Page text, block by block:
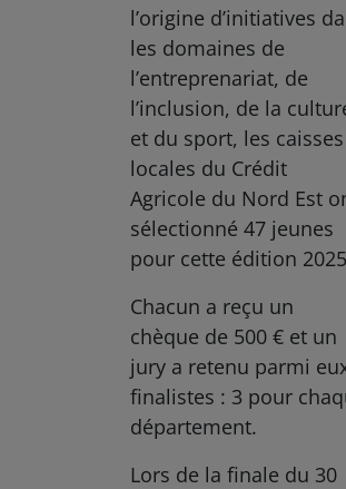
l’origine d’initiatives
les domaines de
l’entreprenariat, de
l’inclusion, de la
et du sport, les caisses
locales du Crédit
Agricole du Nord Est
sélectionné 47 jeunes
pour cette édition
Chacun a reçu un
chèque de 500 € et un
jury a retenu parmi
finalistes : 3 pour
département.
Lors de la finale du 30